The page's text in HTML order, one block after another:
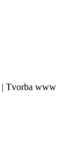
| Tvorba www